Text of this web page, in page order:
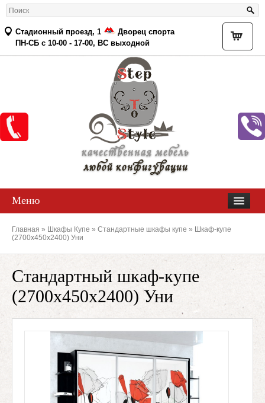
Стадионный проезд, 1
Дворец спорта
ПН-СБ с 10-00 - 17-00, ВС выходной
качественная мебель
любой конфигурации
Меню
Главная » Шкафы Купе » Стандартные шкафы купе » Шкаф-купе
(2700х450х2400) Уни
Стандартный шкаф-купе
(2700х450х2400) Уни